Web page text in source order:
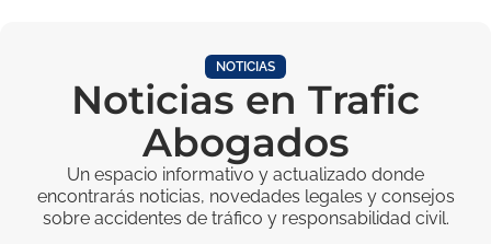
NOTICIAS
Noticias en Trafic
Abogados
Un espacio informativo y actualizado donde
encontrarás noticias, novedades legales y consejos
sobre accidentes de tráfico y responsabilidad civil.